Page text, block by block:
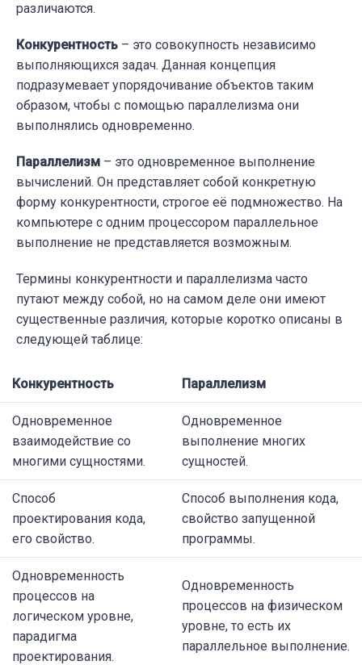
различаются.
Конкурентность – это совокупность независимо
выполняющихся задач. Данная концепция
подразумевает упорядочивание объектов таким
образом, чтобы с помощью параллелизма они
выполнялись одновременно.
Параллелизм – это одновременное выполнение
вычислений. Он представляет собой конкретную
форму конкурентности, строгое её подмножество. На
компьютере с одним процессором параллельное
выполнение не представляется возможным.
Термины конкурентности и параллелизма часто
путают между собой, но на самом деле они имеют
существенные различия, которые коротко описаны в
следующей таблице:
Конкурентность Параллелизм
Одновременное
взаимодействие со
многими сущностями.
Одновременное
выполнение многих
сущностей.
Способ
проектирования кода,
его свойство.
Способ выполнения кода,
свойство запущенной
программы.
Одновременность
процессов на
логическом уровне,
парадигма
проектирования.
Одновременность
процессов на физическом
уровне, то есть их
параллельное выполнение.